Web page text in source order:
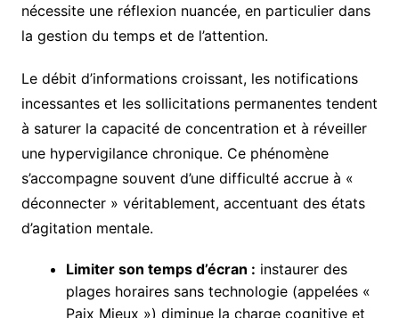
nécessite une réflexion nuancée, en particulier dans
la gestion du temps et de l’attention.
Le débit d’informations croissant, les notifications
incessantes et les sollicitations permanentes tendent
à saturer la capacité de concentration et à réveiller
une hypervigilance chronique. Ce phénomène
s’accompagne souvent d’une difficulté accrue à «
déconnecter » véritablement, accentuant des états
d’agitation mentale.
Limiter son temps d’écran : instaurer des
plages horaires sans technologie (appelées «
Paix Mieux ») diminue la charge cognitive et